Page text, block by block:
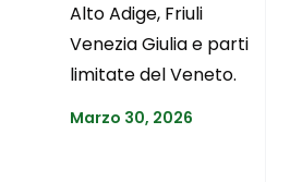
Alto Adige, Friuli
Venezia Giulia e parti
limitate del Veneto.
Marzo 30, 2026